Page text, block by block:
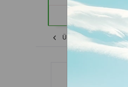
Übersicht